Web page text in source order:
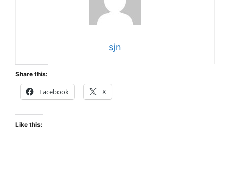
sjn
Share this:
Facebook X
Like this: